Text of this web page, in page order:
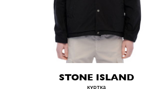
STONE ISLAND
куртка